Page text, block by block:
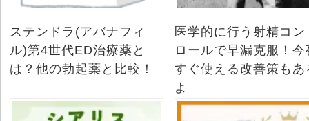
ステンドラ(アバナフィ
ル)第4世代ED治療薬と
は？他の勃起薬と比較！
医学的に行う射精コン
ロールで早漏克服！今
すぐ使える改善策もあ
よ